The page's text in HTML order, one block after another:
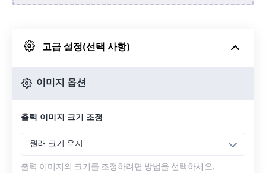
Google 드라이브에서
고급 설정(선택 사항)
이미지 옵션
출력 이미지 크기 조정
원래 크기 유지
출력 이미지의 크기를 조정하려면 방법을 선택하세요.